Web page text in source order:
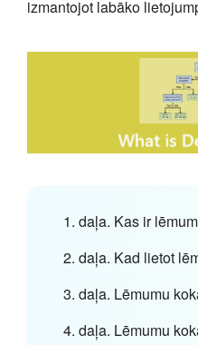
izmantojot labāko
1. daļa. Kas ir
2. daļa. Kad lietot
3. daļa. Lēmumu
4. daļa. Lēmumu